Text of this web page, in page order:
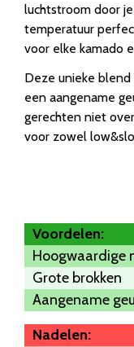
luchtstroom door
temperatuur
voor elke kamado
Deze unieke
een aangename
gerechten niet
voor zowel
Voordelen:
Hoogwaardige
Grote brokken
Aangename
Nadelen: